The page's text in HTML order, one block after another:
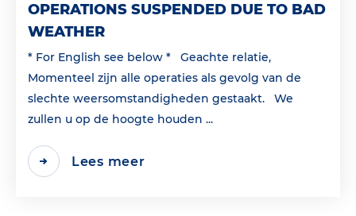
OPERATIONS SUSPENDED DUE TO BAD
WEATHER
* For English see below * Geachte relatie,
Momenteel zijn alle operaties als gevolg van de
slechte weersomstandigheden gestaakt. We
zullen u op de hoogte houden ...
Lees meer